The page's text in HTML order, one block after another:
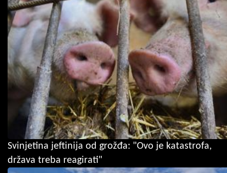
Svinjetina jeftinija od grožđa: "Ovo je katastrofa,
država treba reagirati"